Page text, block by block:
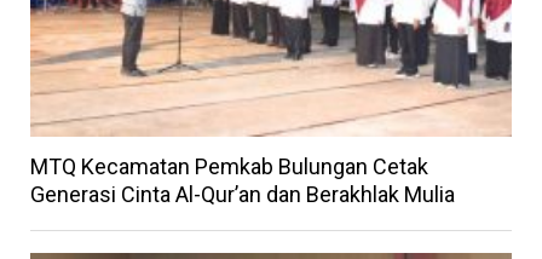
MTQ Kecamatan Pemkab Bulungan Cetak
Generasi Cinta Al-Qur’an dan Berakhlak Mulia